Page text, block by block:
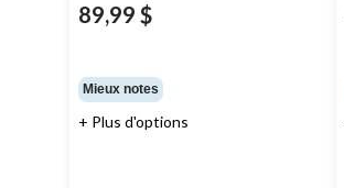
89,99 $
Mieux notes
+ Plus d'options